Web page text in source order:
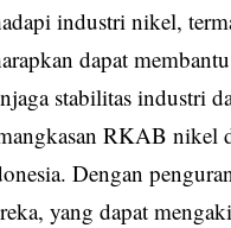
industri nikel,
dapat
stabilitas industri
RKAB nikel
Dengan
yang dapat